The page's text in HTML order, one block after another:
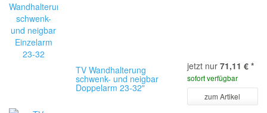
TV Wandhalterung
schwenk- und neigbar
Doppelarm 23-32"
jetzt nur 71,11 € *
sofort verfügbar
zum Artikel